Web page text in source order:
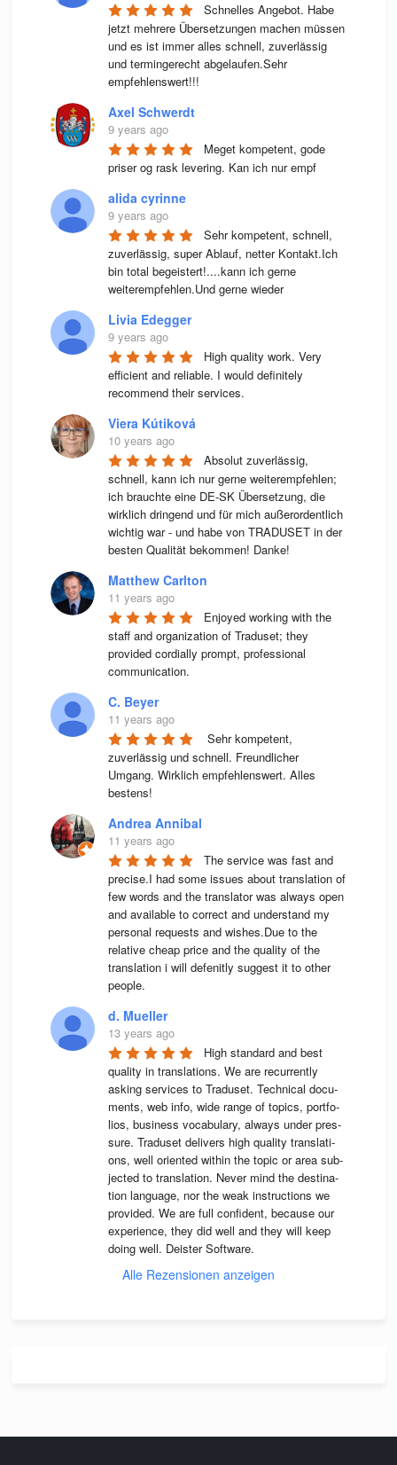
Schnelles Angebot. Habe
jetzt mehrere Übersetzungen machen müssen
und es ist immer alles schnell, zuverlässig
und termingerecht abgelaufen.Sehr
empfehlenswert!!!
Axel Schwerdt
9 years ago
Meget kompetent, gode
priser og rask levering. Kan ich nur empf
alida cyrinne
9 years ago
Sehr kompetent, schnell,
zuverlässig, super Ablauf, netter Kontakt.Ich
bin total begeistert!....kann ich gerne
weiterempfehlen.Und gerne wieder
Livia Edegger
9 years ago
High quality work. Very
efficient and reliable. I would definitely
recommend their services.
Viera Kútiková
10 years ago
Absolut zuverlässig,
schnell, kann ich nur gerne weiterempfehlen;
ich brauchte eine DE-SK Übersetzung, die
wirklich dringend und für mich außerordentlich
wichtig war - und habe von TRADUSET in der
besten Qualität bekommen! Danke!
Matthew Carlton
11 years ago
Enjoyed working with the
staff and organization of Traduset; they
provided cordially prompt, professional
communication.
C. Beyer
11 years ago
Sehr kompetent,
zuverlässig und schnell. Freundlicher
Umgang. Wirklich empfehlenswert. Alles
bestens!
Andrea Annibal
11 years ago
The service was fast and
precise.I had some issues about translation of
few words and the translator was always open
and available to correct and understand my
personal requests and wishes.Due to the
relative cheap price and the quality of the
translation i will defenitly suggest it to other
people.
d. Mueller
13 years ago
High stan­dard and best
qua­lity in trans­la­ti­ons. We are recur­rently
asking ser­vices to Tra­du­set. Tech­ni­cal docu­
ments, web info, wide range of topics, port­fo­
lios, busi­ness voca­bu­lary, always under pres­
sure. Tra­du­set deli­vers high qua­lity trans­la­ti­
ons, well ori­en­ted wit­hin the topic or area sub­
jec­ted to trans­la­tion. Never mind the desti­na­
tion lan­guage, nor the weak instruc­tions we
pro­vi­ded. We are full con­fi­dent, because our
expe­ri­ence, they did well and they will keep
doing well. Deis­ter Software.
Alle Rezensionen anzeigen